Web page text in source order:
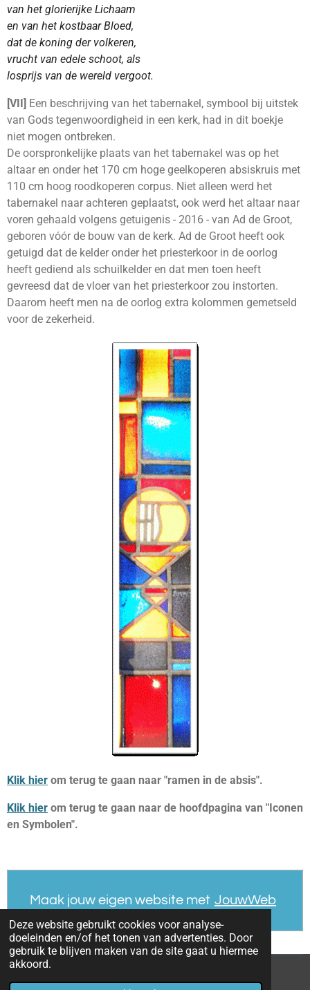
Deze website gebruikt cookies voor analyse-
doeleinden en/of het tonen van advertenties. Door
gebruik te blijven maken van de site gaat u hiermee
akkoord.
van het glorierijke Lichaam
en van het kostbaar Bloed,
dat de koning der volkeren,
vrucht van edele schoot, als
losprijs van de wereld vergoot.
[VII] Een beschrijving van het tabernakel, symbool bij uitstek
van Gods tegenwoordigheid in een kerk, had in dit boekje
niet mogen ontbreken.
De oorspronkelijke plaats van het tabernakel was op het
altaar en onder het 170 cm hoge geelkoperen absiskruis met
110 cm hoog roodkoperen corpus. Niet alleen werd het
tabernakel naar achteren geplaatst, ook werd het altaar naar
voren gehaald volgens getuigenis - 2016 - van Ad de Groot,
geboren vóór de bouw van de kerk. Ad de Groot heeft ook
getuigd dat de kelder onder het priesterkoor in de oorlog
heeft gediend als schuilkelder en dat men toen heeft
gevreesd dat de vloer van het priesterkoor zou instorten.
Daarom heeft men na de oorlog extra kolommen gemetseld
voor de zekerheid.
Klik hier om terug te gaan naar "ramen in de absis".
Klik hier om terug te gaan naar de hoofdpagina van "Iconen
en Symbolen".
Maak jouw eigen website met JouwWeb